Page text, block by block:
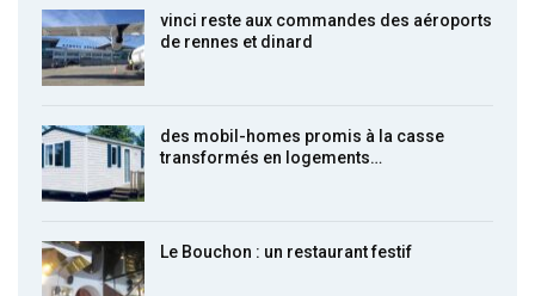
vinci reste aux commandes des aéroports
de rennes et dinard
des mobil-homes promis à la casse
transformés en logements…
Le Bouchon : un restaurant festif